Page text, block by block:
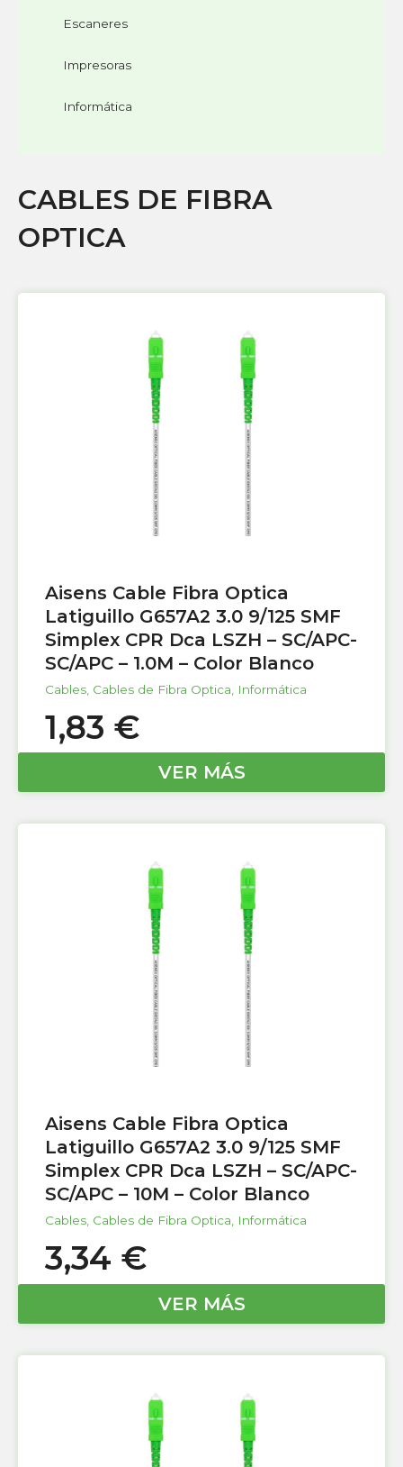
Escaneres
Impresoras
Informática
CABLES DE FIBRA
OPTICA
Aisens Cable Fibra Optica
Latiguillo G657A2 3.0 9/125 SMF
Simplex CPR Dca LSZH – SC/APC-
SC/APC – 1.0M – Color Blanco
Cables Cables de Fibra Optica Informática
1,83 €
VER MÁS
Aisens Cable Fibra Optica
Latiguillo G657A2 3.0 9/125 SMF
Simplex CPR Dca LSZH – SC/APC-
SC/APC – 10M – Color Blanco
Cables, Cables de Fibra Optica, Informática
3,34 €
VER MÁS